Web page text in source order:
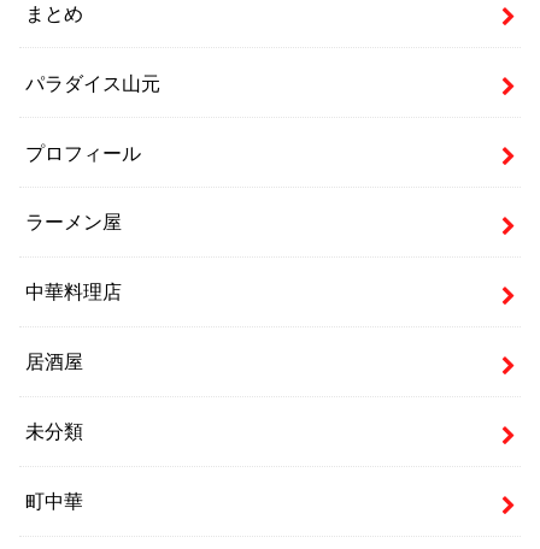
まとめ
パラダイス山元
プロフィール
ラーメン屋
中華料理店
居酒屋
未分類
町中華